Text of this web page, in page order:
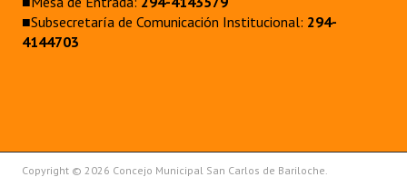
■Subsecretaría de Comunicación Institucional: 294-
4144703
Copyright © 2026 Concejo Municipal San Carlos de Bariloche.